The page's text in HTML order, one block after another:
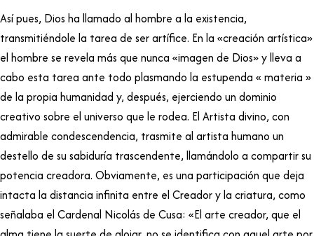
Así pues, Dios ha llamado al hombre a la existencia,
transmitiéndole la tarea de ser artífice. En la «creación artística»
el hombre se revela más que nunca «imagen de Dios» y lleva a
cabo esta tarea ante todo plasmando la estupenda « materia »
de la propia humanidad y, después, ejerciendo un dominio
creativo sobre el universo que le rodea. El Artista divino, con
admirable condescendencia, trasmite al artista humano un
destello de su sabiduría trascendente, llamándolo a compartir su
potencia creadora. Obviamente, es una participación que deja
intacta la distancia infinita entre el Creador y la criatura, como
señalaba el Cardenal Nicolás de Cusa: «El arte creador, que el